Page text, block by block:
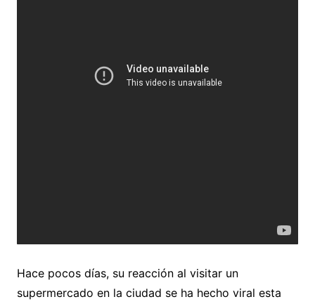
Hace pocos días, su reacción al visitar un
supermercado en la ciudad se ha hecho viral esta